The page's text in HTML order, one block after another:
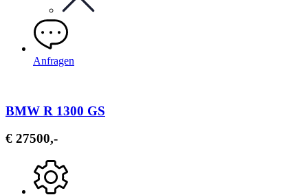
Anfragen
BMW R 1300 GS
€ 27500,-